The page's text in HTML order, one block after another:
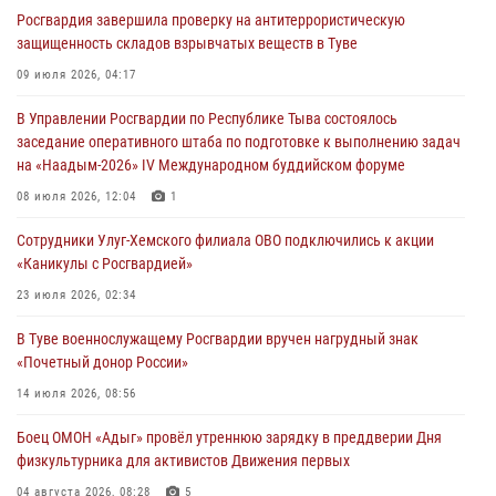
31 июля 2026, 03:49
Сотрудники вневедомственной охраны приняли участие в акции
29 июля 2026, 09:41
26 сигналов «Тревога» с автотранспортов отработали экипажи
задержаний Росгвардии в Туве с начала года
В Туве офицер Росгвардии подвела итоги юбилейного личного
забега
Росгвардия завершила проверку на антитеррористическую
защищенность складов взрывчатых веществ в Туве
09 июля 2026, 04:17
В Управлении Росгвардии по Республике Тыва состоялось
заседание оперативного штаба по подготовке к выполнению задач
на «Наадым-2026» IV Международном буддийском форуме
08 июля 2026, 12:04 1
Сотрудники Улуг-Хемского филиала ОВО подключились к акции
«Каникулы с Росгвардией»
23 июля 2026, 02:34
В Туве военнослужащему Росгвардии вручен нагрудный знак
«Почетный донор России»
14 июля 2026, 08:56
Боец ОМОН «Адыг» провёл утреннюю зарядку в преддверии Дня
физкультурника для активистов Движения первых
04 августа 2026, 08:28 5